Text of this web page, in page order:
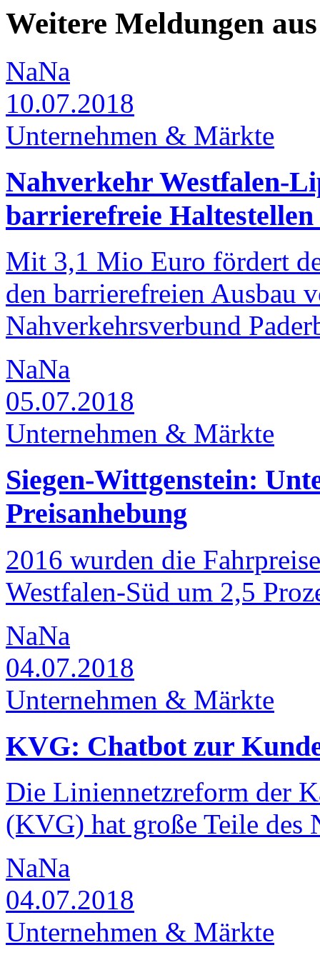
Weitere Meldungen
NaNa
10.07.2018
Unternehmen & Märkte
Nahverkehr Westfalen-
barrierefreie
Mit 3,1 Mio Euro fördert
den barrierefreien Ausbau
Nahverkehrsverbund
NaNa
05.07.2018
Unternehmen & Märkte
Siegen-Wittgenstein:
Preisanhebung
2016 wurden die
Westfalen-Süd um 2,5
NaNa
04.07.2018
Unternehmen & Märkte
KVG: Chatbot zur
Die Liniennetzreform der
(KVG) hat große Teile des
NaNa
04.07.2018
Unternehmen & Märkte